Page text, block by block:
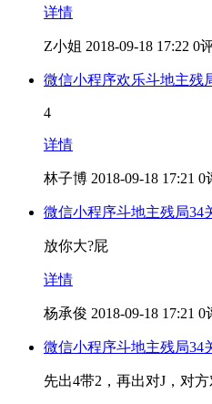
详情
Z小姐 2018-09-18 17:22 0
微信小程序欢乐斗地主残
4
详情
林子博 2018-09-18 17:21 0
微信小程序斗地主残局34
放你大?屁
详情
杨承俊 2018-09-18 17:21 0
微信小程序斗地主残局34
先出4带2，再出对J，对